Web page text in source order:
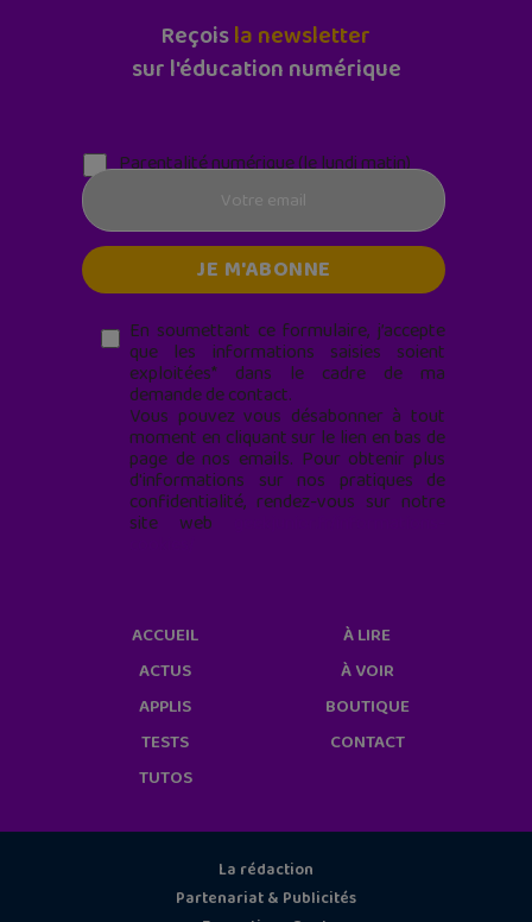
Reçoisla newsletter
sur l'éducation numérique
Parentalité numérique (le lundi matin)
En soumettant ce formulaire, j’accepte
que les informations saisies soient
exploitées* dans le cadre de ma
demande de contact.
Vous pouvez vous désabonner à tout
moment en cliquant sur le lien en bas de
page de nos emails. Pour obtenir plus
d'informations sur nos pratiques de
confidentialité, rendez-vous sur notre
site web
ACCUEIL
ACTUS
APPLIS
TESTS
TUTOS
À LIRE
À VOIR
BOUTIQUE
CONTACT
La rédaction
Partenariat & Publicités